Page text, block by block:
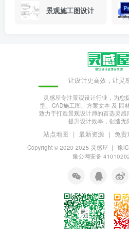
景观施工图设计
让设计更高效，让灵
灵感屋专注景观设计行业，为您
型、CAD施工图、方案文本 及 园
致力于打造景观设计师的首选灵感
提升设计效率，创造无
站点地图 | 最新资源 | 免责
Copyright © 2020-2025 灵感屋 | 豫
豫公网安备